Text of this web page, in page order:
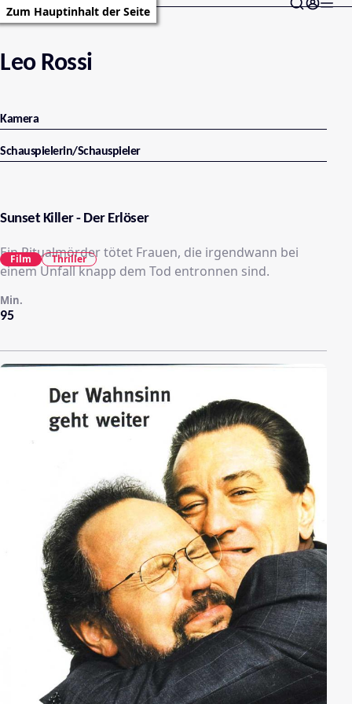
Zum Hauptinhalt der Seite
Leo Rossi
Kamera
Schauspielerin/Schauspieler
Sunset Killer - Der Erlöser
Ein Ritualmörder tötet Frauen, die irgendwann bei
einem Unfall knapp dem Tod entronnen sind.
95
Min.
Film Thriller